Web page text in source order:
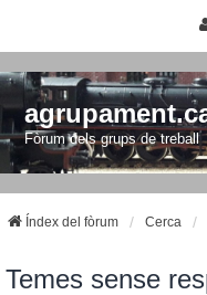
Fòrum dels grups de treball
Índex del fòrum Cerca
Temes sense